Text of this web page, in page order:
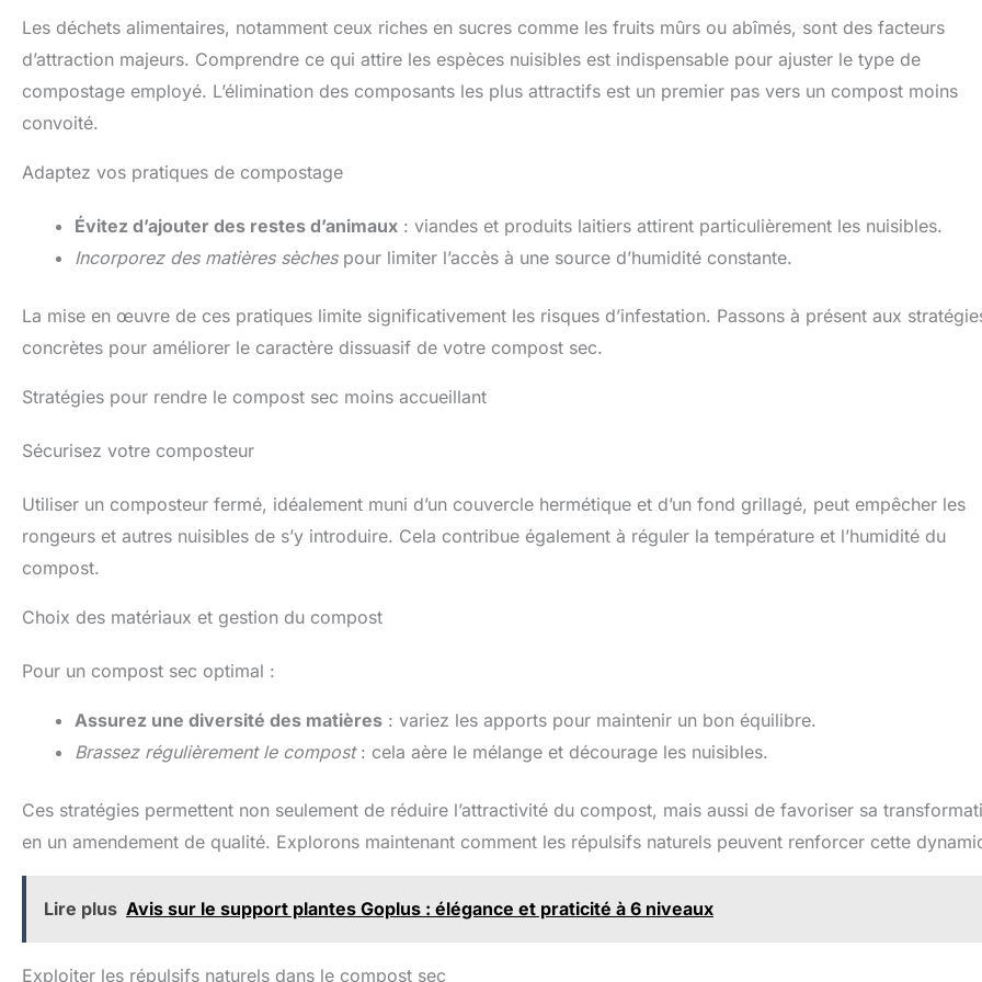
Les déchets alimentaires, notamment ceux riches en sucres comme les fruits mûrs ou abîmés, sont des facteurs
d’attraction majeurs. Comprendre ce qui attire les espèces nuisibles est indispensable pour ajuster le type de
compostage employé. L’élimination des composants les plus attractifs est un premier pas vers un compost moins
convoité.
Adaptez vos pratiques de compostage
Évitez d’ajouter des restes d’animaux : viandes et produits laitiers attirent particulièrement les nuisibles.
Incorporez des matières sèchespour limiter l’accès à une source d’humidité constante.
La mise en œuvre de ces pratiques limite significativement les risques d’infestation. Passons à présent aux
concrètes pour améliorer le caractère dissuasif de votre compost sec.
Stratégies pour rendre le compost sec moins accueillant
Sécurisez votre composteur
Utiliser un composteur fermé, idéalement muni d’un couvercle hermétique et d’un fond grillagé, peut empêcher les
rongeurs et autres nuisibles de s’y introduire. Cela contribue également à réguler la température et l’humidité du
compost.
Choix des matériaux et gestion du compost
Pour un compost sec optimal :
Assurez une diversité des matières : variez les apports pour maintenir un bon équilibre.
Brassez régulièrement le compost: cela aère le mélange et décourage les nuisibles.
Ces stratégies permettent non seulement de réduire l’attractivité du compost, mais aussi de favoriser sa
en un amendement de qualité. Explorons maintenant comment les répulsifs naturels peuvent renforcer cette
Lire plus Avis sur le support plantes Goplus : élégance et praticité à 6 niveaux
Exploiter les répulsifs naturels dans le compost sec